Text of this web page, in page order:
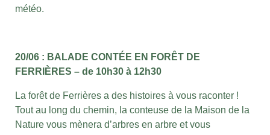
météo.
20/06 : BALADE CONTÉE EN FORÊT DE
FERRIÈRES – de 10h30 à 12h30
La forêt de Ferrières a des histoires à vous raconter !
Tout au long du chemin, la conteuse de la Maison de la
Nature vous mènera d’arbres en arbre et vous